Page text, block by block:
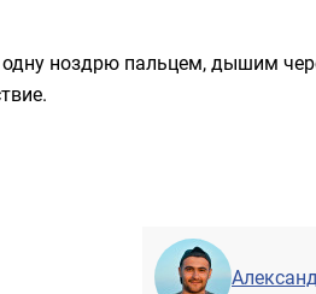
ноздрю пальцем, дышим